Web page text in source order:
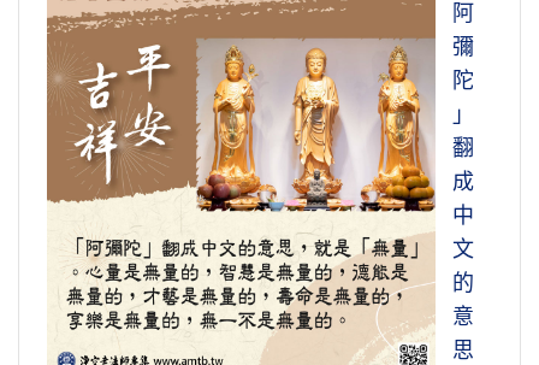
阿
彌
陀
」
翻
成
中
文
的
意
思